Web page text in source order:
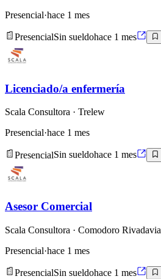
Presencial·hace 1 mes
PresencialSin sueldohace 1 mes
Licenciado/a enfermería
Scala Consultora · Trelew
Presencial·hace 1 mes
PresencialSin sueldohace 1 mes
Asesor Comercial
Scala Consultora · Comodoro Rivadavia
Presencial·hace 1 mes
PresencialSin sueldohace 1 mes